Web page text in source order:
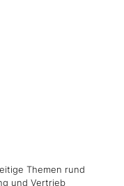
Themen rund
und Vertrieb